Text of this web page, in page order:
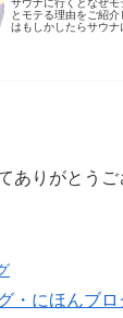
サウナに行くとなぜモ
とモテる理由をご紹
はもしかしたらサウナ
ありがとうご